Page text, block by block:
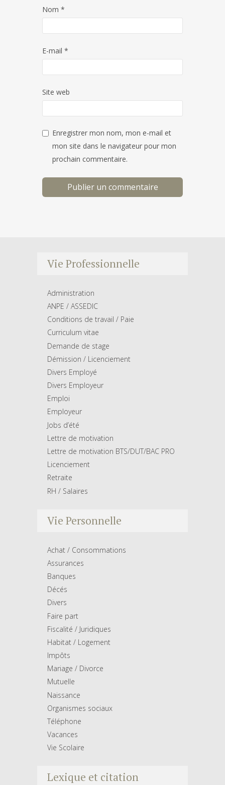
Nom *
E-mail *
Site web
Enregistrer mon nom, mon e-mail et
mon site dans le navigateur pour mon
prochain commentaire.
Vie Professionnelle
Administration
ANPE / ASSEDIC
Conditions de travail / Paie
Curriculum vitae
Demande de stage
Démission / Licenciement
Divers Employé
Divers Employeur
Emploi
Employeur
Jobs d’été
Lettre de motivation
Lettre de motivation BTS/DUT/BAC PRO
Licenciement
Retraite
RH / Salaires
Vie Personnelle
Achat / Consommations
Assurances
Banques
Décés
Divers
Faire part
Fiscalité / Juridiques
Habitat / Logement
Impôts
Mariage / Divorce
Mutuelle
Naissance
Organismes sociaux
Téléphone
Vacances
Vie Scolaire
Lexique et citation